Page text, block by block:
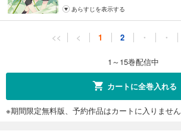
あらすじを表示する
ムシウタ 11.夢滅ぼす予言
ムシウタ 12.夢醒める迷宮（上）
<< < 1 2 ・ ・
1～15巻配信中
カートに全巻入れる
※期間限定無料版、予約作品はカートに入りません